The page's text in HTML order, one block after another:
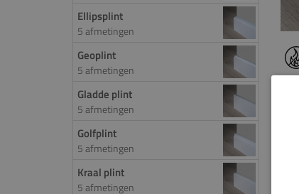
Ellipsplint
5 afmetingen
Geoplint
5 afmetingen
Gladde plint
5 afmetingen
Golfplint
5 afmetingen
Kraal plint
5 afmetingen